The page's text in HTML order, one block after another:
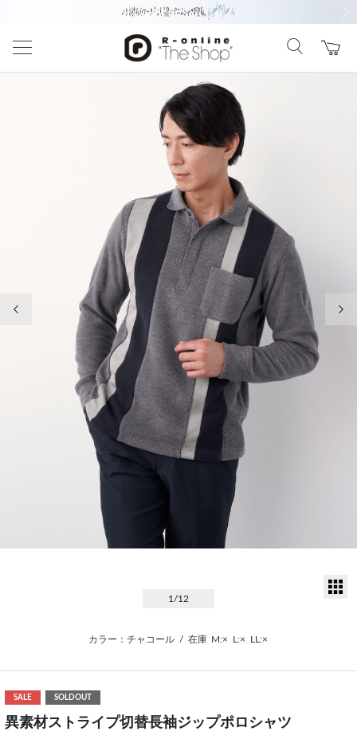
1 /12
カラー：チャコール / 在庫 M:× L:× LL:×
SALE SOLDOUT
異素材ストライプ切替長袖ジップポロシャツ